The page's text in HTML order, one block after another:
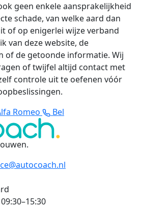
geen enkele aansprakelijkheid
schade, van welke aard dan
of op enigerlei wijze verband
van deze website, de
of de getoonde informatie. Wij
of twijfel altijd contact met
controle uit te oefenen vóór
Romeo
Bel
.